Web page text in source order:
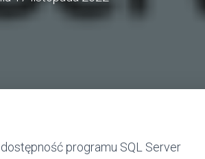
programu SQL Server